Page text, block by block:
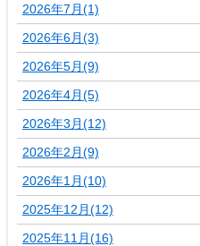
2026年7月(1)
2026年6月(3)
2026年5月(9)
2026年4月(5)
2026年3月(12)
2026年2月(9)
2026年1月(10)
2025年12月(12)
2025年11月(16)